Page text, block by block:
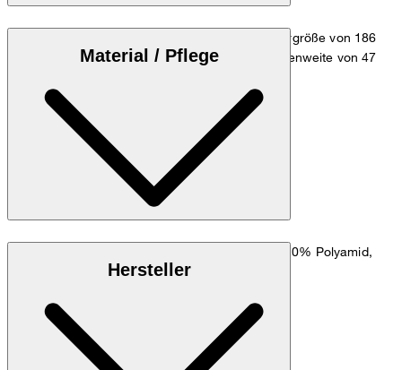
Das Model trägt die Größe 39/M bei einer Körpergröße von 186
cm, einer 1/2 Oberweite von 53 cm und 1/2 Taillenweite von 47
Zum Hemden Guide
Material / Pflege
Stretchiger Baumwollmix aus 77% Baumwolle, 20% Polyamid,
Hersteller